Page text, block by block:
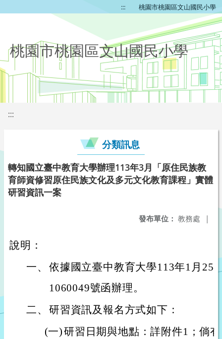
::: 桃園市桃園區文山國民小學
桃園市桃園區文山國民小學
:::
分類訊息
轉知國立臺中教育大學辦理113年3月「原住民族教
育師資修習原住民族文化及多元文化教育課程」實體
研習資訊一案
發布單位： 教務處 |
說明：
一、 依據國立臺中教育大學113年1月25
1060049號函辦理。
二、 研習資訊及報名方式如下：
(一)研習日期與地點：詳附件1；倘